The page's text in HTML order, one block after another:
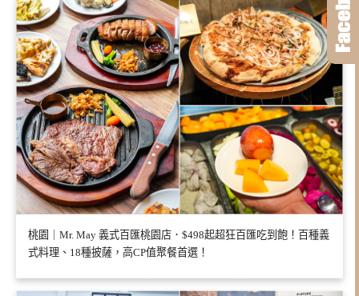
桃園｜Mr. May 義式百匯桃園店．$498起超狂百匯吃到飽！百種義
式料理、18種披薩，高CP值聚餐首選！